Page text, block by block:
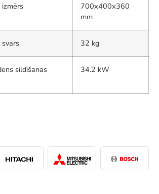
700x400x360
mm
32 kg
sildīšanas
34.2 kW